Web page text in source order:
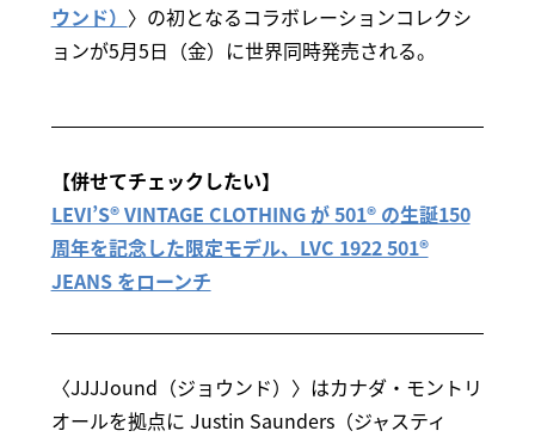
ウンド） 〉の初となるコラボレーションコレクシ
ョンが5月5日（金）に世界同時発売される。
【併せてチェックしたい】
LEVI’S® VINTAGE CLOTHING が 501® の生誕150
周年を記念した限定モデル、LVC 1922 501®
JEANS をローンチ
〈JJJJound（ジョウンド）〉はカナダ・モントリ
オールを拠点に Justin Saunders（ジャスティ